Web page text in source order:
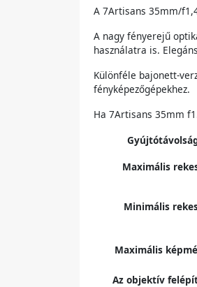
A 7Artisans 35mm/
A nagy fényerejű
használatra is.
Különféle bajonett-
fényképezőgépekhez.
Ha 7Artisans 35mm
Maximális
Minimális
Maximális
Az objektív